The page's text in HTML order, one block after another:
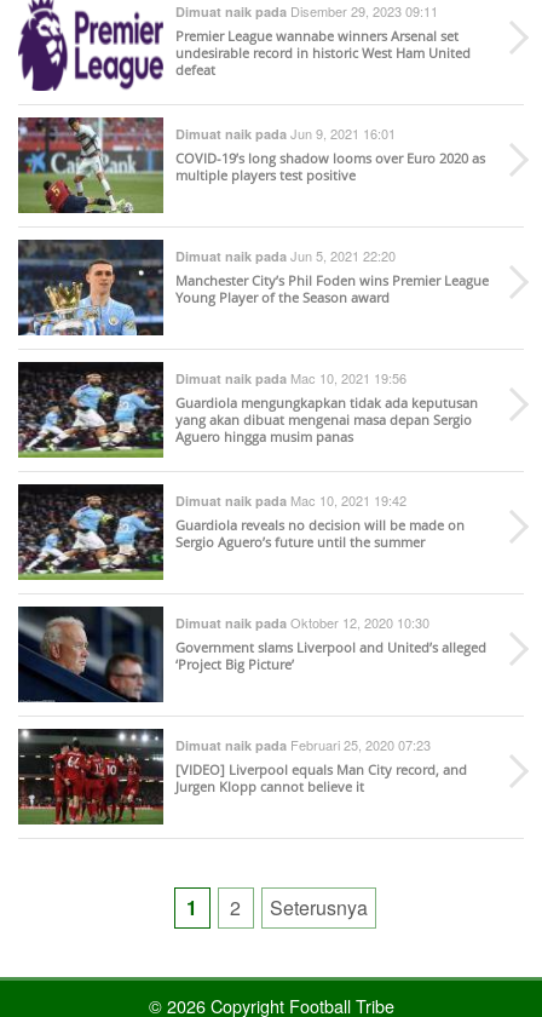
Dimuat naik pada Disember 29, 2023 09:11
Premier League wannabe winners Arsenal set
undesirable record in historic West Ham United
defeat
Dimuat naik pada Jun 9, 2021 16:01
COVID-19’s long shadow looms over Euro 2020 as
multiple players test positive
Dimuat naik pada Jun 5, 2021 22:20
Manchester City’s Phil Foden wins Premier League
Young Player of the Season award
Dimuat naik pada Mac 10, 2021 19:56
Guardiola mengungkapkan tidak ada keputusan
yang akan dibuat mengenai masa depan Sergio
Aguero hingga musim panas
Dimuat naik pada Mac 10, 2021 19:42
Guardiola reveals no decision will be made on
Sergio Aguero’s future until the summer
Dimuat naik pada Oktober 12, 2020 10:30
Government slams Liverpool and United’s alleged
‘Project Big Picture’
Dimuat naik pada Februari 25, 2020 07:23
[VIDEO] Liverpool equals Man City record, and
Jurgen Klopp cannot believe it
Posts
pagination
1 2 Seterusnya
© 2026 Copyright Football Tribe